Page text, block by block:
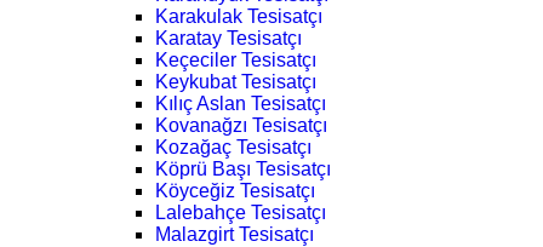
Karakulak Tesisatçı
Karatay Tesisatçı
Keçeciler Tesisatçı
Keykubat Tesisatçı
Kılıç Aslan Tesisatçı
Kovanağzı Tesisatçı
Kozağaç Tesisatçı
Köprü Başı Tesisatçı
Köyceğiz Tesisatçı
Lalebahçe Tesisatçı
Malazgirt Tesisatçı